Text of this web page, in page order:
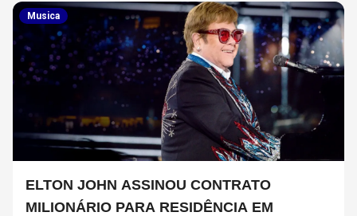
Musica
ELTON JOHN ASSINOU CONTRATO
MILIONÁRIO PARA RESIDÊNCIA EM